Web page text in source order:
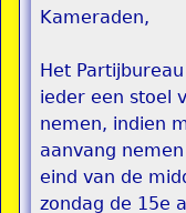
Kameraden,
Het
ieder een stoel
nemen, indien
aanvang
eind van de
zondag de 15e